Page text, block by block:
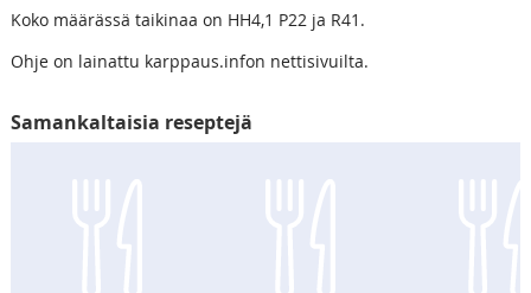
Koko määrässä taikinaa on HH4,1 P22 ja R41.
Ohje on lainattu karppaus.infon nettisivuilta.
Samankaltaisia reseptejä